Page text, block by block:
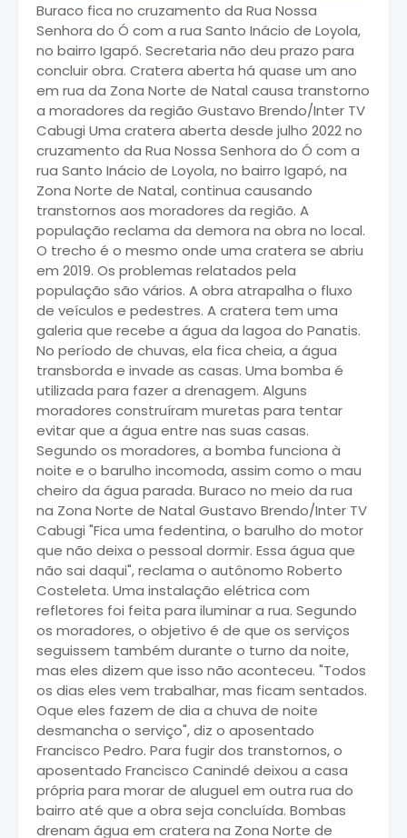
Buraco fica no cruzamento da Rua Nossa
Senhora do Ó com a rua Santo Inácio de Loyola,
no bairro Igapó. Secretaria não deu prazo para
concluir obra. Cratera aberta há quase um ano
em rua da Zona Norte de Natal causa transtorno
a moradores da região Gustavo Brendo/Inter TV
Cabugi Uma cratera aberta desde julho 2022 no
cruzamento da Rua Nossa Senhora do Ó com a
rua Santo Inácio de Loyola, no bairro Igapó, na
Zona Norte de Natal, continua causando
transtornos aos moradores da região. A
população reclama da demora na obra no local.
O trecho é o mesmo onde uma cratera se abriu
em 2019. Os problemas relatados pela
população são vários. A obra atrapalha o fluxo
de veículos e pedestres. A cratera tem uma
galeria que recebe a água da lagoa do Panatis.
No período de chuvas, ela fica cheia, a água
transborda e invade as casas. Uma bomba é
utilizada para fazer a drenagem. Alguns
moradores construíram muretas para tentar
evitar que a água entre nas suas casas.
Segundo os moradores, a bomba funciona à
noite e o barulho incomoda, assim como o mau
cheiro da água parada. Buraco no meio da rua
na Zona Norte de Natal Gustavo Brendo/Inter TV
Cabugi "Fica uma fedentina, o barulho do motor
que não deixa o pessoal dormir. Essa água que
não sai daqui", reclama o autônomo Roberto
Costeleta. Uma instalação elétrica com
refletores foi feita para iluminar a rua. Segundo
os moradores, o objetivo é de que os serviços
seguissem também durante o turno da noite,
mas eles dizem que isso não aconteceu. "Todos
os dias eles vem trabalhar, mas ficam sentados.
Oque eles fazem de dia a chuva de noite
desmancha o serviço", diz o aposentado
Francisco Pedro. Para fugir dos transtornos, o
aposentado Francisco Canindé deixou a casa
própria para morar de aluguel em outra rua do
bairro até que a obra seja concluída. Bombas
drenam água em cratera na Zona Norte de